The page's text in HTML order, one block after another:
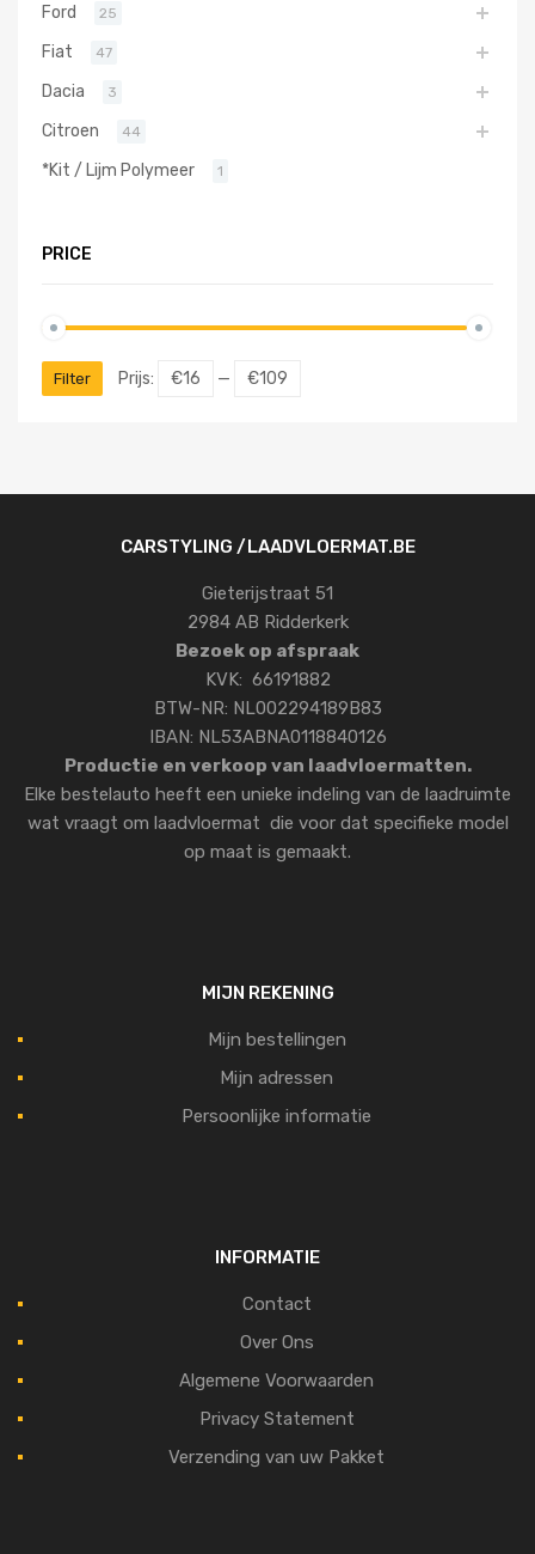
Ford 25
Fiat 47
Dacia 3
Citroen 44
*Kit / Lijm Polymeer 1
PRICE
Filter Prijs: €16 — €109
CARSTYLING /LAADVLOERMAT.BE
Gieterijstraat 51
2984 AB Ridderkerk
Bezoek op afspraak
KVK: 66191882
BTW-NR: NL002294189B83
IBAN: NL53ABNA0118840126
Productie en verkoop van laadvloermatten.
Elke bestelauto heeft een unieke indeling van de laadruimte
wat vraagt om laadvloermat die voor dat specifieke model
op maat is gemaakt.
MIJN REKENING
Mijn bestellingen
Mijn adressen
Persoonlijke informatie
INFORMATIE
Contact
Over Ons
Algemene Voorwaarden
Privacy Statement
Verzending van uw Pakket